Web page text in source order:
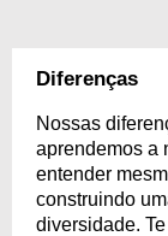
Diferenças
Nossas
aprendemos a
entender
construindo
diversidade.